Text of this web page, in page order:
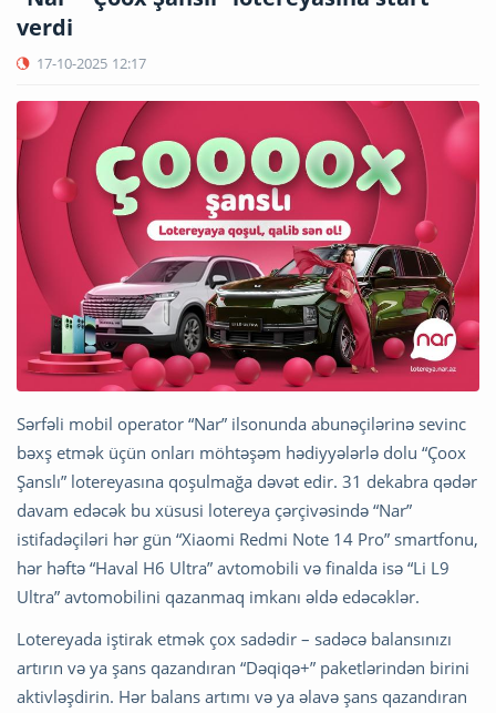
verdi
17-10-2025 12:17
Sərfəli mobil operator “Nar” ilsonunda abunəçilərinə sevinc
bəxş etmək üçün onları möhtəşəm hədiyyələrlə dolu “Çoox
Şanslı” lotereyasına qoşulmağa dəvət edir. 31 dekabra qədər
davam edəcək bu xüsusi lotereya çərçivəsində “Nar”
istifadəçiləri hər gün “Xiaomi Redmi Note 14 Pro” smartfonu,
hər həftə “Haval H6 Ultra” avtomobili və finalda isə “Li L9
Ultra” avtomobilini qazanmaq imkanı əldə edəcəklər.
Lotereyada iştirak etmək çox sadədir – sadəcə balansınızı
artırın və ya şans qazandıran “Dəqiqə+” paketlərindən birini
aktivləşdirin. Hər balans artımı və ya əlavə şans qazandıran